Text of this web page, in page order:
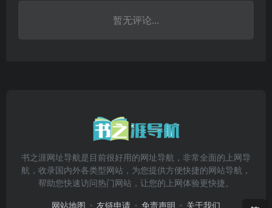
暂无评论...
书之涯网址导航是目前很好用的网址导航，非常全面的上网导
航，收录国内外各类型网站，为您提供方便快捷的网站导航，
帮助您快速访问热门网站，让您的上网体验更快捷。
网站地图 友链申请 免责声明 关于我们